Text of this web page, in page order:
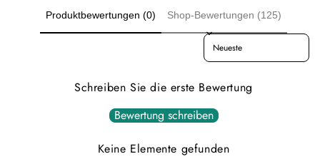
Produktbewertungen (0) Shop-Bewertungen (125)
Sort reviews by
Schreiben Sie die erste Bewertung
Bewertung schreiben
Keine Elemente gefunden